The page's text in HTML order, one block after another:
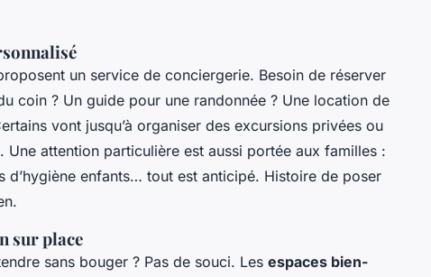
un service de conciergerie. Besoin de réserver
coin ? Un guide pour une randonnée ? Une location de
vont jusqu’à organiser des excursions privées ou
attention particulière est aussi portée aux familles :
d’hygiène enfants… tout est anticipé. Histoire de poser
sur place
sans bouger ? Pas de souci. Les espaces bien-